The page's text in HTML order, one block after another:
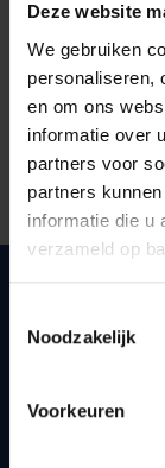
Deze website
We gebruiken
personaliseren,
en om ons
informatie over
partners voor
partners
informatie die u
verzameld op
Noodzakelijk
Voorkeuren
Quick links